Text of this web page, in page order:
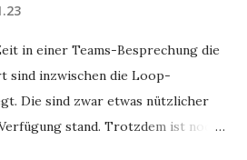
in einer Teams-Besprechung die
sind inzwischen die Loop-
Die sind zwar etwas nützlicher
stand. Trotzdem ist noch